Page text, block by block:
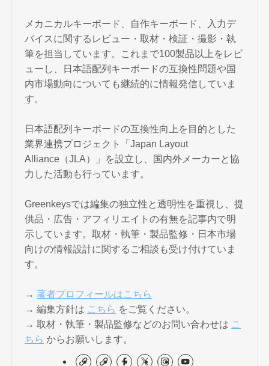
メカニカルキーボード、自作キーボード、入力デ
バイスに関するレビュー・取材・検証・撮影・執
筆を担当しています。これまで100製品以上をレビ
ューし、日本語配列キーボードの互換性問題や国
内市場動向についても継続的に情報発信していま
す。
日本語配列キーボードの互換性向上を目的とした
業界連携プロジェクト「Japan Layout
Alliance（JLA）」を設立し、国内外メーカーと協
力した活動も行っています。
Greenkeysでは編集の独立性と透明性を重視し、提
供品・広告・アフィリエイトの有無を記事内で明
示しています。取材・執筆・製品監修・日本市場
向けの情報設計に関するご相談も受け付けていま
す。
→著者プロフィールはこちら
→ 編集方針は こちら をご覧ください。
→ 取材・執筆・製品監修などのお問い合わせは こ
ちら からお願いします。